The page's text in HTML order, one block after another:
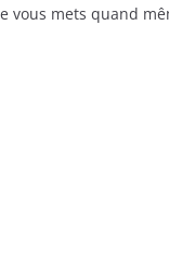
vous mets quand